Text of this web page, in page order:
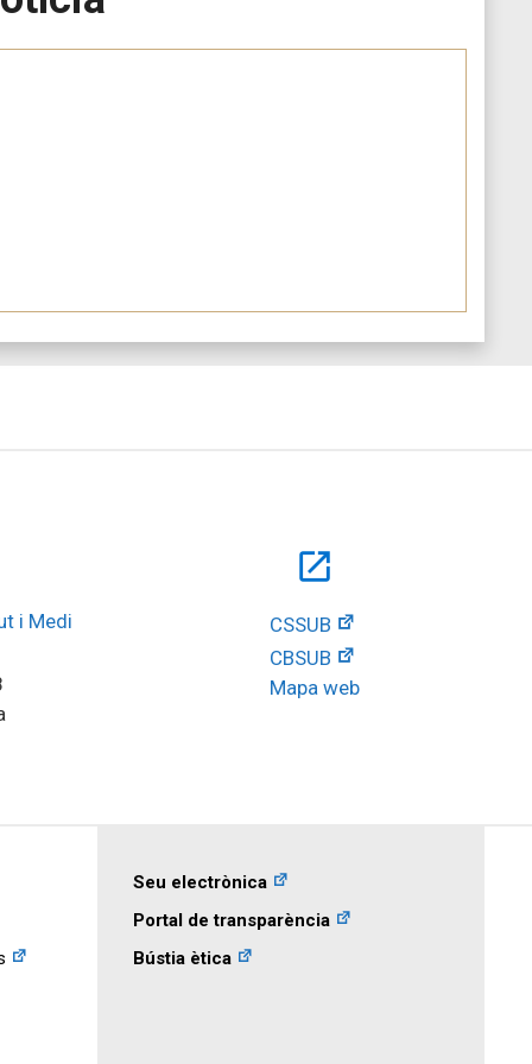
i Medi
open_in_new
CSSUB
CBSUB
Mapa web
Seu electrònica
Portal de transparència
Bústia ètica